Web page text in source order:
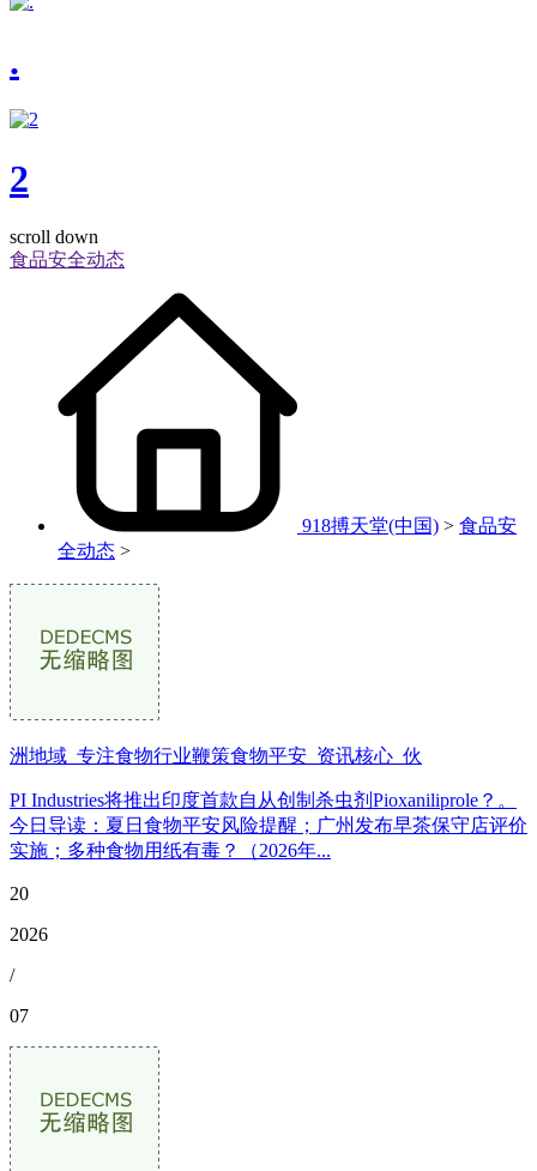
.
2
scroll down
食品安全动态
918搏天堂(中国) > 食品安
全动态 >
洲地域_专注食物行业鞭策食物平安_资讯核心_伙
PI Industries将推出印度首款自从创制杀虫剂Pioxaniliprole？。
今日导读：夏日食物平安风险提醒；广州发布早茶保守店评价
实施；多种食物用纸有毒？（2026年...
20
2026
/
07